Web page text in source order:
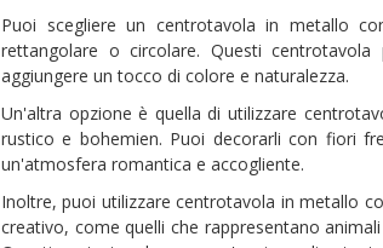
Puoi scegliere un centrotavola in metallo
rettangolare o circolare. Questi
aggiungere un tocco di colore e naturalezza.
Un'altra opzione è quella di utilizzare
rustico e bohemien. Puoi decorarli con fiori
un'atmosfera romantica e accogliente.
Inoltre, puoi utilizzare centrotavola in metallo
creativo, come quelli che rappresentano